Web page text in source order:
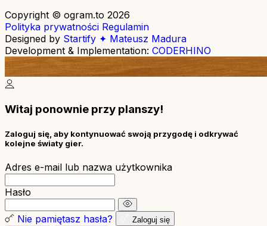
Copyright © ogram.to 2026
Polityka prywatności Regulamin
Designed by Startify ✦ Mateusz Madura
Development & Implementation: CODERHINO
Witaj ponownie przy planszy!
Zaloguj się, aby kontynuować swoją przygodę i odkrywać
kolejne światy gier.
Adres e-mail lub nazwa użytkownika
Hasło
Nie pamiętasz hasła?
Zaloguj się